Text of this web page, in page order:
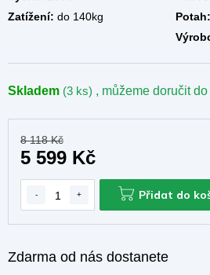
Skladem (3 ks) , můžeme doručit do
Zdarma od nás dostanete
Zatížení: do 140kg Potah:
8 118 Kč
5 599 Kč
Přidat do